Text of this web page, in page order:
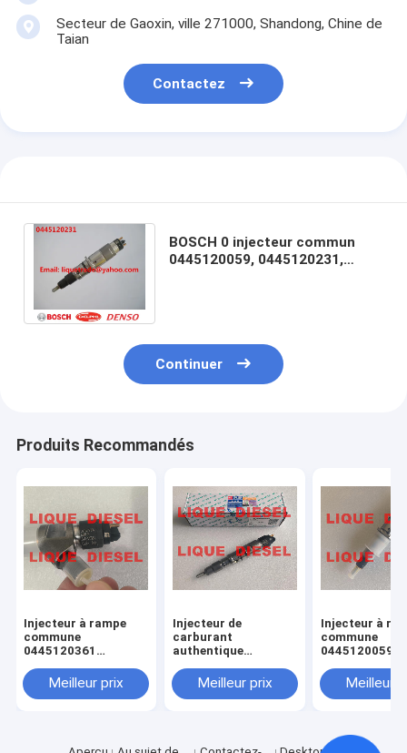
Secteur de Gaoxin, ville 271000, Shandong, Chine de
Taian
Contactez
BOSCH 0 injecteur commun
0445120059, 0445120231,
Continuer
Produits Recommandés
Injecteur à rampe
commune
0445120361
120 361 5801479314
Meilleur prix
Injecteur de
carburant
authentique
0445120290 0 445
120 290 L4700-
Meilleur prix
Injecteur à
commune
0445120059
120 059 0 445
231 pour
Meilleur